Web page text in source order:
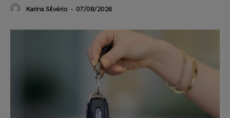
Karina Silvério - 07/08/2026